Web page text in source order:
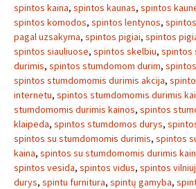
spintos kaina, spintos kaunas, spintos
spintos komodos, spintos lentynos,
pagal uzsakyma, spintos pigiai, spintos
spintos siauliuose, spintos skelbiu, spintos
durimis, spintos stumdomom durim,
spintos stumdomomis durimis akcija,
internetu, spintos stumdomomis durimis
stumdomomis durimis kainos, spintos
klaipeda, spintos stumdomos durys,
spintos su stumdomomis durimis, spintos
kaina, spintos su stumdomomis durimis
spintos vesida, spintos vidus, spintos
durys, spintu furnitura, spintų gamyba,